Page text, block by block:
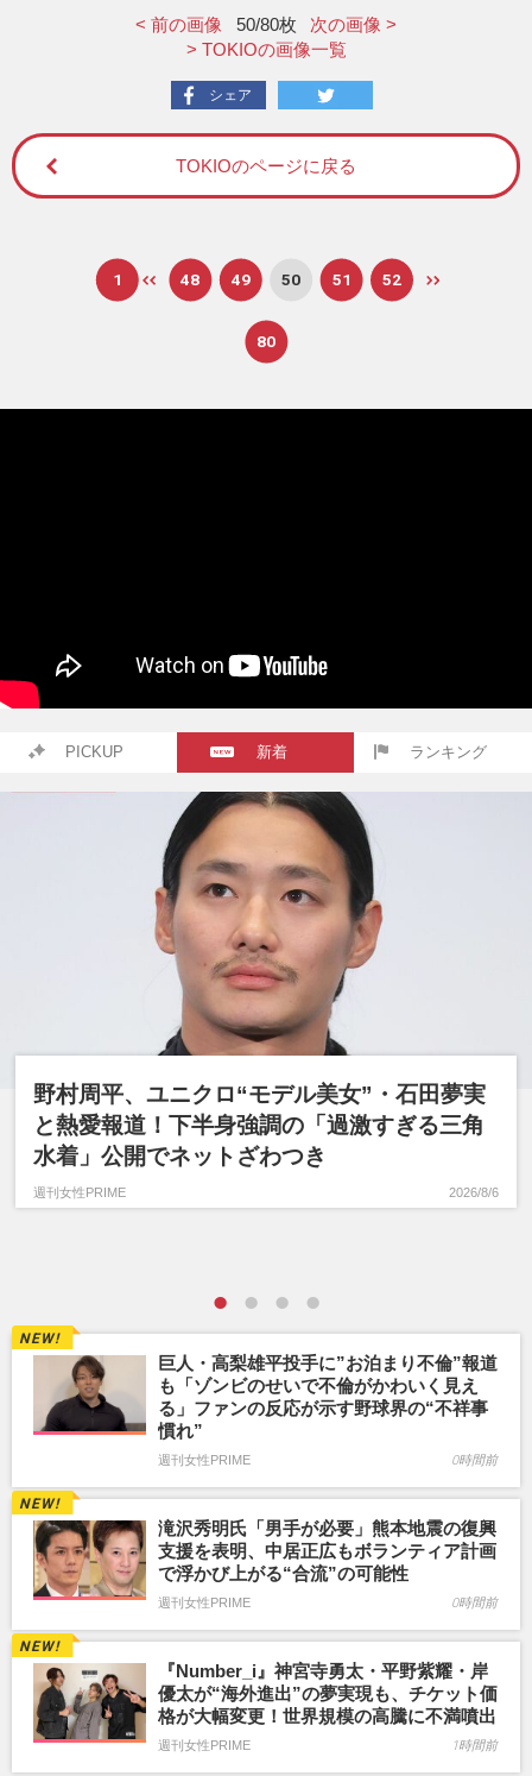
< 前の画像 50/80枚
次の画像 >
> TOKIOの画像一覧
シェア
TOKIOのページに戻る
1 48 49 50 51 52
80
PICKUP 新着 ランキング
野村周平、ユニクロ“モデル美女”・石田夢実
と熱愛報道！下半身強調の「過激すぎる三角
水着」公開でネットざわつき
週刊女性PRIME 2026/8/6
巨人・高梨雄平投手に”お泊まり不倫”報道
も「ゾンビのせいで不倫がかわいく見え
る」ファンの反応が示す野球界の“不祥事
慣れ”
週刊女性PRIME 0時間前
滝沢秀明氏「男手が必要」熊本地震の復興
支援を表明、中居正広もボランティア計画
で浮かび上がる“合流”の可能性
週刊女性PRIME 0時間前
『Number_i』神宮寺勇太・平野紫耀・岸
優太が“海外進出”の夢実現も、チケット価
格が大幅変更！世界規模の高騰に不満噴出
週刊女性PRIME 1時間前